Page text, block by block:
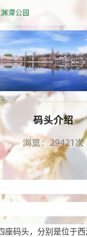
码头介绍
浏览：29421次
座码头，分别是位于